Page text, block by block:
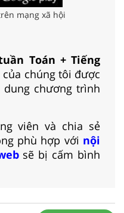
mạng xã hội
Toán + Tiếng
của chúng tôi được
chương trình
viên và chia sẻ
phù hợp với nội
sẽ bị cấm bình